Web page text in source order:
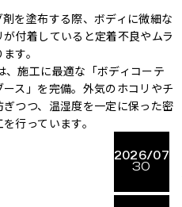
を塗布する際、ボディに微細な
付着していると定着不良やムラ
す。
施工に最適な「ボディコーテ
ース」を完備。外気のホコリやチ
ぎつつ、温湿度を一定に保った密
行っています。
2026/07
30